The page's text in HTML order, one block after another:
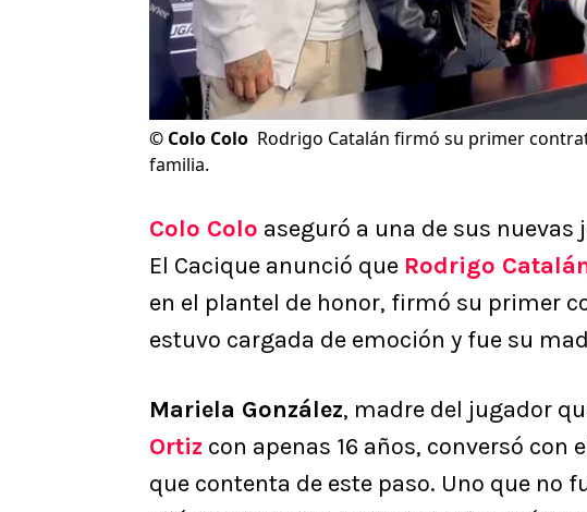
© Colo Colo Rodrigo Catalán firmó su primer
familia.
Colo Colo aseguró a una de sus
El Cacique anunció que Rodrigo
en el plantel de honor, firmó su primer
estuvo cargada de emoción y fue su
Mariela González, madre del jugador
Ortiz con apenas 16 años, conversó
que contenta de este paso. Uno que no